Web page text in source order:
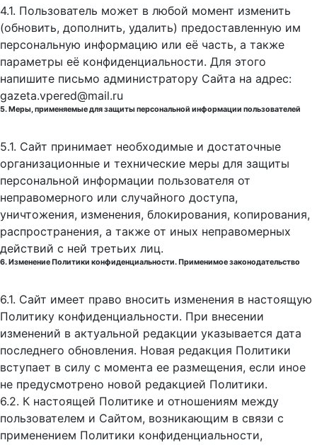
4.1. Пользователь может в любой момент изменить
(обновить, дополнить, удалить) предоставленную им
персональную информацию или её часть, а также
параметры её конфиденциальности. Для этого
напишите письмо администратору Сайта на адрес:
gazeta.vpered@mail.ru
5. Меры, применяемые для защиты персональной информации пользователей
5.1. Сайт принимает необходимые и достаточные
организационные и технические меры для защиты
персональной информации пользователя от
неправомерного или случайного доступа,
уничтожения, изменения, блокирования, копирования,
распространения, а также от иных неправомерных
действий с ней третьих лиц.
6. Изменение Политики конфиденциальности. Применимое законодательство
6.1. Сайт имеет право вносить изменения в настоящую
Политику конфиденциальности. При внесении
изменений в актуальной редакции указывается дата
последнего обновления. Новая редакция Политики
вступает в силу с момента ее размещения, если иное
не предусмотрено новой редакцией Политики.
6.2. К настоящей Политике и отношениям между
пользователем и Сайтом, возникающим в связи с
применением Политики конфиденциальности,